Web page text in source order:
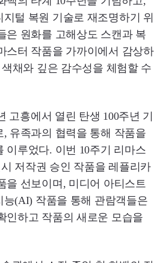
지털 복원 기술로 재조명하기 위
은 원화를 고해상도 스캔과 복
스터 작품을 가까이에서 감상하
채와 깊은 감수성을 체험할 수
고흥에서 열린 탄생 100주년 기
, 유족과의 협력을 통해 작품을
이루었다. 이번 10주기 리마스
저작권 승인 작품을 레플리카
을 선보이며, 미디어 아티스트
능(AI) 작품을 통해 관람객들은
인하고 작품의 새로운 모습을